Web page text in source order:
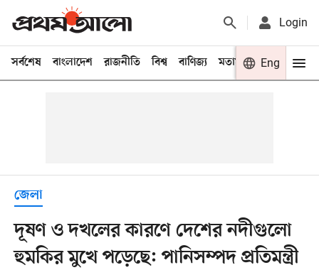
Login
সর্বশেষ বাংলাদেশ রাজনীতি বিশ্ব বাণিজ্য মতামত খেলা
Eng
জেলা
দূষণ ও দখলের কারণে দেশের নদীগুলো
হুমকির মুখে পড়েছে: পানিসম্পদ প্রতিমন্ত্রী